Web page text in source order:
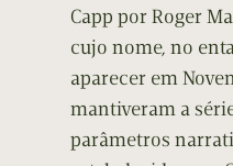
Capp por Roger
cujo nome, no
aparecer em
mantiveram a
parâmetros